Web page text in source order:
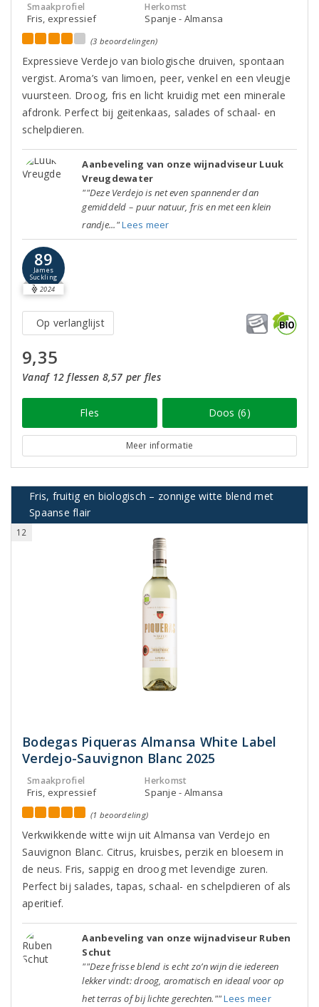
Smaakprofiel
Fris, expressief
Herkomst
Spanje - Almansa
(3 beoordelingen)
Expressieve Verdejo van biologische druiven, spontaan
vergist. Aroma’s van limoen, peer, venkel en een vleugje
vuursteen. Droog, fris en licht kruidig met een minerale
afdronk. Perfect bij geitenkaas, salades of schaal- en
schelpdieren.
Aanbeveling van onze wijnadviseur Luuk
Vreugdewater
""Deze Verdejo is net even spannender dan
gemiddeld – puur natuur, fris en met een klein
randje..."Lees meer
89
James
Suckling
2024
Op verlanglijst
9,35
Vanaf 12 flessen 8,57 per fles
Fles Doos (6)
Meer informatie
Fris, fruitig en biologisch – zonnige witte blend met
Spaanse flair
12
Bodegas Piqueras Almansa White Label
Verdejo-Sauvignon Blanc 2025
Smaakprofiel
Fris, expressief
Herkomst
Spanje - Almansa
(1 beoordeling)
Verkwikkende witte wijn uit Almansa van Verdejo en
Sauvignon Blanc. Citrus, kruisbes, perzik en bloesem in
de neus. Fris, sappig en droog met levendige zuren.
Perfect bij salades, tapas, schaal- en schelpdieren of als
aperitief.
Aanbeveling van onze wijnadviseur Ruben
Schut
""Deze frisse blend is echt zo’n wijn die iedereen
lekker vindt: droog, aromatisch en ideaal voor op
het terras of bij lichte gerechten.""Lees meer